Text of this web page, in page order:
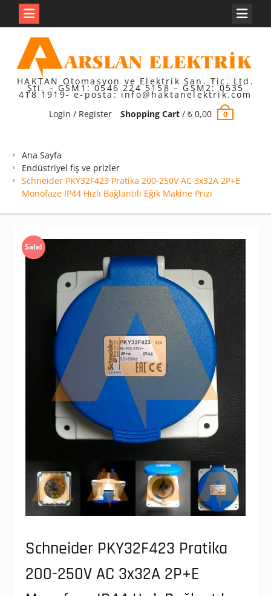
content
HAKTAN Otomasyon ve Elektrik San. Tic. Ltd.
Şti. – GSM1: 0546 224 5158 – GSM2: 0535
418 1919- e-posta: info@haktanelektrik.com
Login / Register
Shopping Cart/ ₺0,00 0
Ana Sayfa
Endüstriyel fiş ve prizler
Schneider PKY32F423 Pratika 200-250V AC 3x32A 2P+E
Monofaze IP44 Hızlı Bağlantılı Eğik Makine Prizi
Sale!
Schneider PKY32F423 Pratika
200-250V AC 3x32A 2P+E